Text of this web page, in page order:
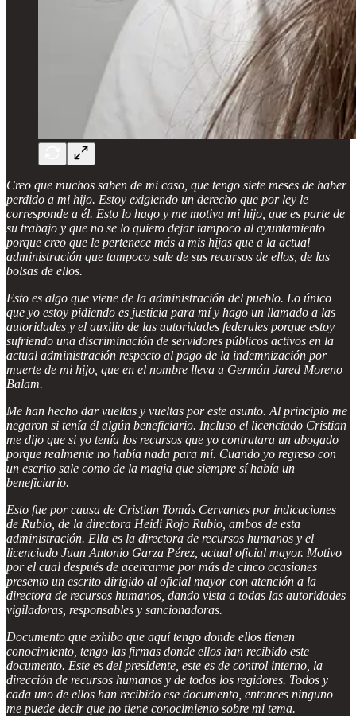
Creo que muchos saben de mi caso, que tengo siete meses de haber
perdido a mi hijo. Estoy exigiendo un derecho que por ley le
corresponde a él. Esto lo hago y me motiva mi hijo, que es parte de
su trabajo y que no se lo quiero dejar tampoco al ayuntamiento
porque creo que le pertenece más a mis hijas que a la actual
administración que tampoco sale de sus recursos de ellos, de las
bolsas de ellos.
Esto es algo que viene de la administración del pueblo. Lo único
que yo estoy pidiendo es justicia para mí y hago un llamado a las
autoridades y el auxilio de las autoridades federales porque estoy
sufriendo una discriminación de servidores públicos activos en la
actual administración respecto al pago de la indemnización por
muerte de mi hijo, que en el nombre lleva a Germán Jared Moreno
Balam.
Me han hecho dar vueltas y vueltas por este asunto. Al principio me
negaron si tenía él algún beneficiario. Incluso el licenciado Cristian
me dijo que si yo tenía los recursos que yo contratara un abogado
porque realmente no había nada para mí. Cuando yo regreso con
un escrito sale como de la magia que siempre sí había un
beneficiario.
Esto fue por causa de Cristian Tomás Cervantes por indicaciones
de Rubio, de la directora Heidi Rojo Rubio, ambos de esta
administración. Ella es la directora de recursos humanos y el
licenciado Juan Antonio Garza Pérez, actual oficial mayor. Motivo
por el cual después de acercarme por más de cinco ocasiones
presento un escrito dirigido al oficial mayor con atención a la
directora de recursos humanos, dando vista a todas las autoridades
vigiladoras, responsables y sancionadoras.
Documento que exhibo que aquí tengo donde ellos tienen
conocimiento, tengo las firmas donde ellos han recibido este
documento. Este es del presidente, este es de control interno, la
dirección de recursos humanos y de todos los regidores. Todos y
cada uno de ellos han recibido ese documento, entonces ninguno
me puede decir que no tiene conocimiento sobre mi tema.